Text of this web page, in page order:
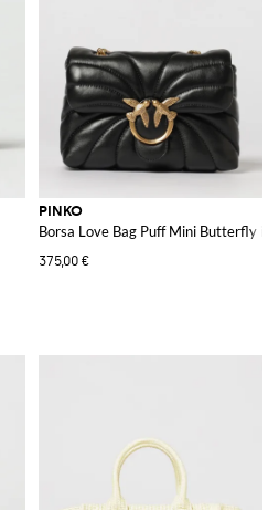
PINKO
Borsa Love Bag Puff Mini Butterfly in
375,00 €